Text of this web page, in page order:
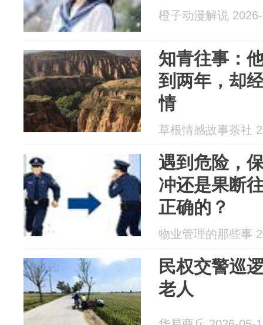
橙子动漫解说
知青往事：
到两年，却
情
草根情感故事茶社
遇到危险，
冲还是果断
正确的？
物业管理的那些事
民权交警巡
老人